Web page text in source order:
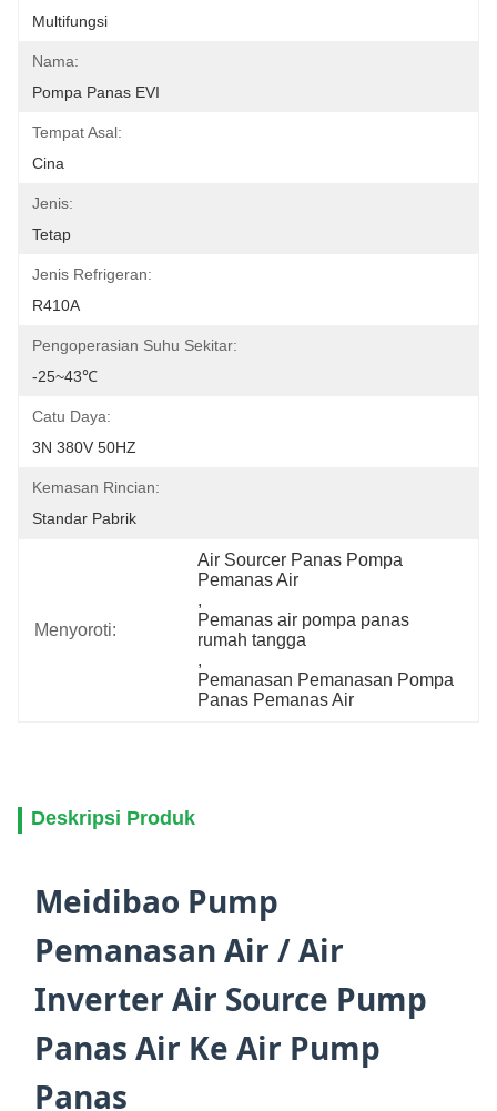
Multifungsi
Nama:
Pompa Panas EVI
Tempat Asal:
Cina
Jenis:
Tetap
Jenis Refrigeran:
R410A
Pengoperasian Suhu Sekitar:
-25~43℃
Catu Daya:
3N 380V 50HZ
Kemasan Rincian:
Standar Pabrik
Menyoroti:
Air Sourcer Panas Pompa
Pemanas Air
,
Pemanas air pompa panas
rumah tangga
,
Pemanasan Pemanasan Pompa
Panas Pemanas Air
Deskripsi Produk
Meidibao Pump
Pemanasan Air / Air
Inverter Air Source Pump
Panas Air Ke Air Pump
Panas